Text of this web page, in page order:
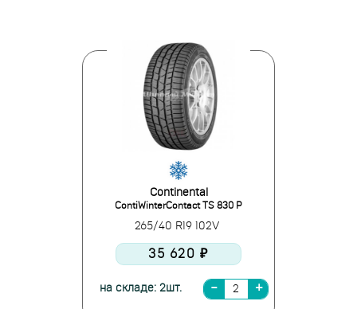
Continental
ContiWinterContact TS 830 P
265/40 R19 102V
35 620 ₽
на складе: 2шт.